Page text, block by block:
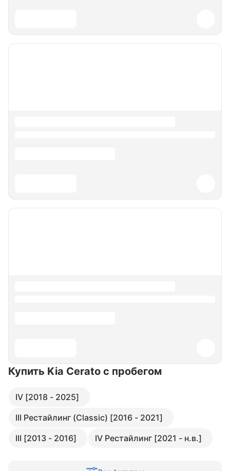
Купить Kia Cerato с пробегом
IV [2018 - 2025]
III Рестайлинг (Classic) [2016 - 2021]
III [2013 - 2016]
IV Рестайлинг [2021 - н.в.]